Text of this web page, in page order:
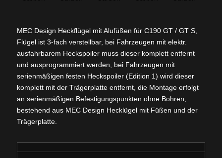
MEC Design Heckflügel mit Alufüßen für C190 GT / GT S,
Flügel ist 3-fach verstellbar, bei Fahrzeugen mit elektr.
ausfahrbarem Heckspoiler muss dieser komplett entfernt
und ausprogrammiert werden, bei Fahrzeugen mit
serienmäßigen festen Heckspoiler (Edition 1) wird dieser
komplett mit der Trägerplatte entfernt, die Montage erfolgt
an serienmäßigen Befestigungspunkten ohne Bohren,
bestehend aus MEC Design Hecklügel mit Füßen und der
Trägerplatte.